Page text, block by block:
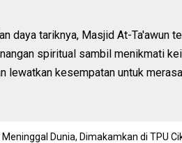
daya tariknya, Masjid At-Ta'awun
spiritual sambil menikmati
lewatkan kesempatan untuk
Dunia, Dimakamkan di TPU